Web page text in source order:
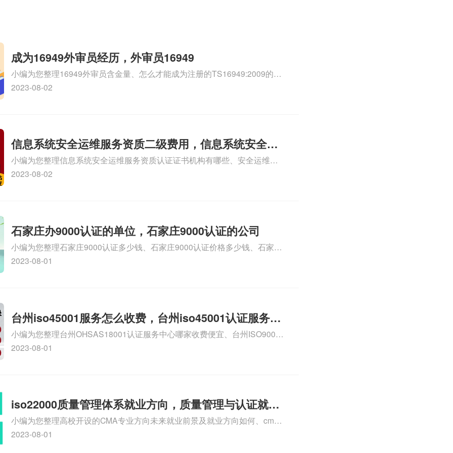
成为16949外审员经历，外审员16949
小编为您整理16949外审员含金量、怎么才能成为注册的TS16949:2009的外
审员、我也想16949外审员，不过不了解具体情况、iso9000外审员、
2023-08-02
信息系统安全运维服务资质二级费用，信息系统安全运
维服务资质二级
小编为您整理信息系统安全运维服务资质认证证书机构有哪些、安全运维服
务资质的费用是多少啊、安全运维服务资质哪家便宜、安全运维服务资质认
2023-08-02
石家庄办9000认证的单位，石家庄9000认证的公司
小编为您整理石家庄9000认证多少钱、石家庄9000认证价格多少钱、石家庄
9000认证大概多少钱、石家庄9000认证价格贵吗、石家庄9000认证费用大概
2023-08-01
台州iso45001服务怎么收费，台州iso45001认证服务怎
么收费
小编为您整理台州OHSAS18001认证服务中心哪家收费便宜、台州ISO9000
认证，哪个咨询公司服务好、台州CE认证,台州机械机电CE认证、CE认证怎
2023-08-01
iso22000质量管理体系就业方向，质量管理与认证就业
方向
小编为您整理高校开设的CMA专业方向未来就业前景及就业方向如何、cma
就业方向有哪些、国际质量认证专业的就业方向、cpa和cma未来就业方向、
2023-08-01